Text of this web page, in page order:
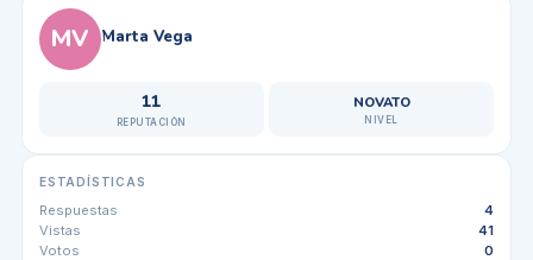
MV Marta Vega
11
REPUTACIÓN
NOVATO
NIVEL
ESTADÍSTICAS
Respuestas
4
Vistas
41
Votos
0